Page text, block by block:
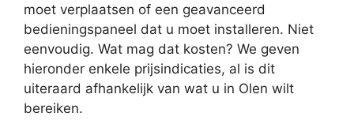
moet verplaatsen of een geavanceerd
bedieningspaneel dat u moet installeren. Niet
eenvoudig. Wat mag dat kosten? We geven
hieronder enkele prijsindicaties, al is dit
uiteraard afhankelijk van wat u in Olen wilt
bereiken.